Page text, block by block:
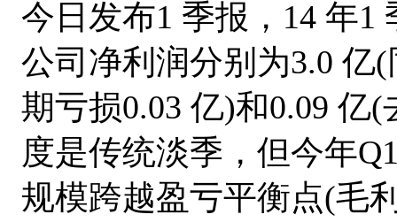
今日发布1 季报，14 年1
公司净利润分别为3.0 亿
期亏损0.03 亿)和0.09 亿
度是传统淡季，但今年
规模跨越盈亏平衡点(毛